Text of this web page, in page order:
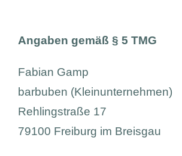
Angaben gemäß § 5 TMG
Fabian Gamp
barbuben (Kleinunternehmen)
Rehlingstraße 17
79100 Freiburg im Breisgau